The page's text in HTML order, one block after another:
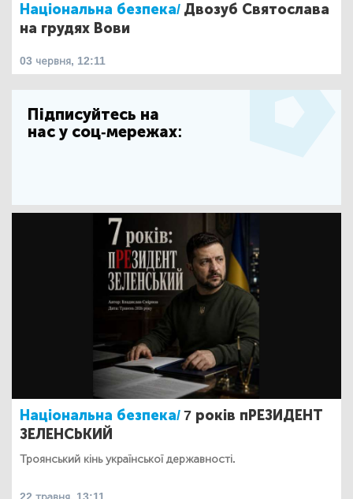
Національна безпека/ Двозуб Святослава
на грудях Вови
03 червня, 12:11
Підписуйтесь на
нас у соц-мережах:
Національна безпека/7 років пРЕЗИДЕНТ
ЗЕЛЕНСЬКИЙ
Троянський кінь української державності.